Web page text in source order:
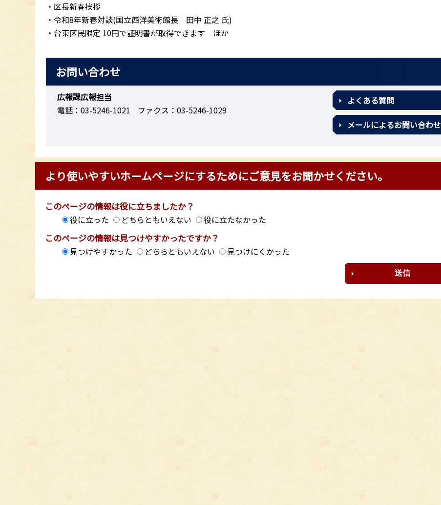
・区長新春挨拶
・令和8年新春対談(国立西洋美術館長 田中 正之 氏)
・台東区民限定 10円で証明書が取得できます ほか
お問い合わせ
広報課広報担当
電話：03-5246-1021
ファクス：03-5246-1029
よくある質問
メールによるお問い合わせ
より使いやすいホームページにするためにご意見をお聞かせください。
このページの情報は役に立ちましたか？
役に立った どちらともいえない 役に立たなかった
このページの情報は見つけやすかったですか？
見つけやすかった どちらともいえない 見つけにくかった